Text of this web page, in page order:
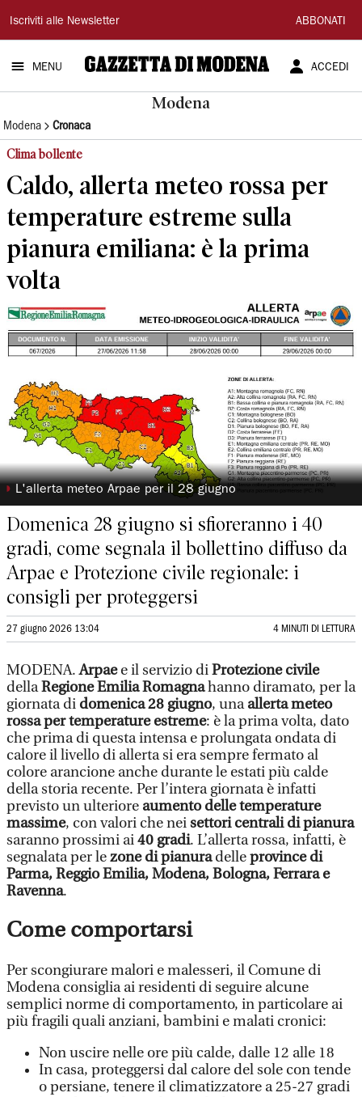
Gazzetta
di
Modena
Iscriviti alle Newsletter ABBONATI
MENU ACCEDI
Modena
Modena Cronaca
Clima bollente
Caldo, allerta meteo rossa per
temperature estreme sulla
pianura emiliana: è la prima
volta
◗ L'allerta meteo Arpae per il 28 giugno
Domenica 28 giugno si sfioreranno i 40
gradi, come segnala il bollettino diffuso da
Arpae e Protezione civile regionale: i
consigli per proteggersi
27 giugno 2026 13:04 4 MINUTI DI LETTURA
MODENA.Arpaee il servizio diProtezione civile
dellaRegione Emilia Romagnahanno diramato, per la
giornata di domenica 28 giugno, unaallerta meteo
rossaper temperature estreme: è la prima volta, dato
che prima di questa intensa e prolungata ondata di
calore il livello di allerta si era sempre fermato al
colore arancione anche durante le estati più calde
della storia recente. Per l’intera giornata è infatti
previsto un ulteriore aumento delle temperature
massime, con valori che neisettori centrali di pianura
saranno prossimi ai40 gradi. L’allerta rossa, infatti, è
segnalata per lezone di pianuradelleprovince di
Parma, Reggio Emilia, Modena, Bologna, Ferrara e
Ravenna.
Come comportarsi
Per scongiurare malori e malesseri, il Comune di
Modena consiglia ai residenti di seguire alcune
semplici norme di comportamento, in particolare ai
più fragili quali anziani, bambini e malati cronici:
Non uscire nelle ore più calde, dalle 12 alle 18
In casa, proteggersi dal calore del sole con tende
o persiane, tenere il climatizzatore a 25-27 gradi